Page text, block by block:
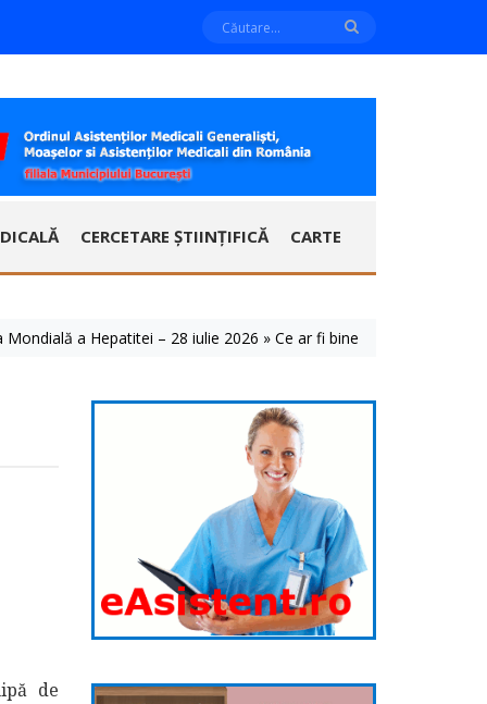
CERCETARE ȘTIINȚIFICĂ CARTE
a Hepatitei – 28 iulie 2026 » Ce ar fi bine să știm despre aceste
de